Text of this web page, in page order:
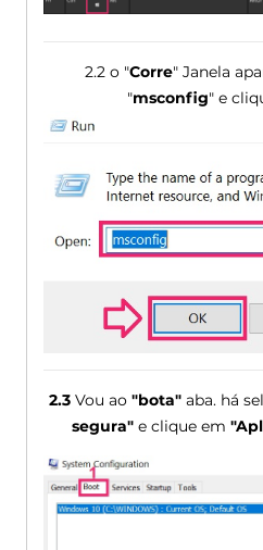
2.2 o "Corre" Janela
"msconfig" e
2.3Vou ao "bota"aba. há
segura" e clique em